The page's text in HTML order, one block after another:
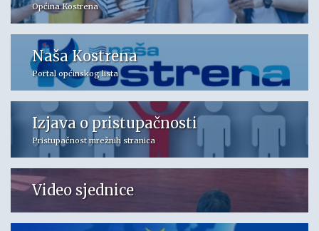
Općina Kostrena
Naša Kostrena
Portal općinskog lista
Izjava o pristupačnosti
Pristupačnost mrežnih stranica
Video sjednice